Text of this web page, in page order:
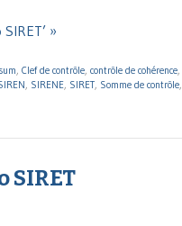
»
, Clef de contrôle, contrôle de cohérence,
, SIRENE, SIRET, Somme de contrôle,
SIRET